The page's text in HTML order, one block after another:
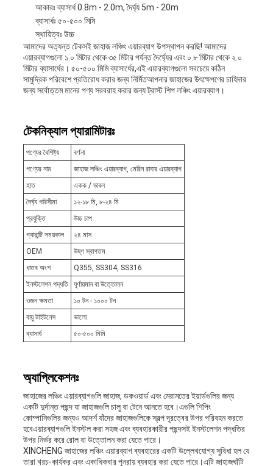
আকারঃ ব্যাসার্ধ 0.8m - 2.0m, দৈর্ঘ্য 5m - 20m
ব্যাসার্ধঃ ৫০-৫০০ মিমি
স্থায়িত্বঃ উচ্চ
আমাদের অত্যন্ত টেকসই জাহাজ লঞ্চিং এয়ারব্যাগ উপস্থাপন করছি! আমাদের
এয়ারব্যাগগুলো ১.০ মিটার থেকে ৩৫ মিটার পর্যন্ত দৈর্ঘ্যের এবং ০.৮ মিটার থেকে ২.০
মিটার ব্যাসার্ধের। ৫০-৫০০ মিমি ব্যাসার্ধের,এই এয়ারব্যাগগুলো সবচেয়ে কঠিন
সামুদ্রিক পরিবেশে প্রতিরোধ করার জন্য নির্মিতআপনার জাহাজের উৎক্ষেপণের চাহিদার
জন্য সর্বোত্তম মানের পণ্য সরবরাহ করার জন্য ট্রাস্ট শিপ লঞ্চিং এয়ারব্যাগ।
টেকনিক্যাল প্যারামিটারঃ
পণ্যের বৈশিষ্ট্য
বর্ণনা
পণ্যের নাম
জাহাজ লঞ্চিং এয়ারব্যাগ, মেরিন রাবার এয়ারব্যাগ
হাত
একক / ডাবল
দৈর্ঘ্য পরিসীমা
১২-১৮ মি, ৮-২৪ মি
প্রযুক্তি
উচ্চ চাপ
গ্যারান্টি সময়কাল
২৪ মাস
OEM
উষ্ণ স্বাগতম
ধাতব অংশ
Q355, SS304, SS316
ইনস্টলেশন পদ্ধতি
ঘূর্ণায়মান বা উত্তোলন
ওজন ক্ষমতা
১০ টন - ১০০০ টন
বায়ু টাইটনেস
ভালো
ব্যাসার্ধ
৫০-৫০০ মিমি
অ্যাপ্লিকেশনঃ
জাহাজের লঞ্চিং এয়ারব্যাগগুলি জাহাজ, ডকওয়ার্ড এবং মেরামতের ইয়ার্ডগুলির জন্য
একটি দুর্দান্ত পছন্দ যা জাহাজগুলি চালু বা টেনে আনতে হবে।এগুলি শিপিং
কোম্পানিগুলির জন্যও আদর্শ যাঁদের জাহাজগুলিকে স্বল্প দূরত্বের উপর পরিবহন করতে
হবেএয়ারব্যাগগুলি ইনস্টল করা সহজ এবং ব্যবহারকারীর পছন্দসই ইনস্টলেশন পদ্ধতির
উপর নির্ভর করে রোল বা উত্তোলন করা যেতে পারে।
XINCHENG জাহাজের লঞ্চিং এয়ারব্যাগ ব্যবহারের একটি উল্লেখযোগ্য সুবিধা হল যে
তারা খরচ-কার্যকর এবং একাধিকবার পুনরায় ব্যবহার করা যেতে পারে।এটি জাহাজঘাঁটি